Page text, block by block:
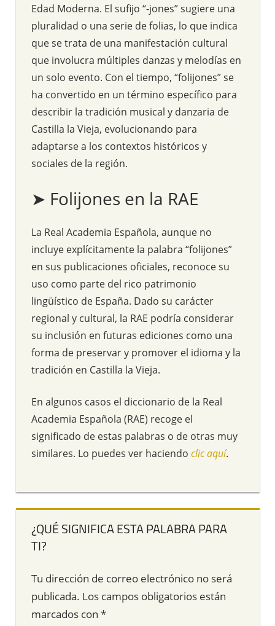
Edad Moderna. El sufijo “-jones” sugiere una
pluralidad o una serie de folias, lo que indica
que se trata de una manifestación cultural
que involucra múltiples danzas y melodías en
un solo evento. Con el tiempo, “folijones” se
ha convertido en un término específico para
describir la tradición musical y danzaria de
Castilla la Vieja, evolucionando para
adaptarse a los contextos históricos y
sociales de la región.
➤ Folijones en la RAE
La Real Academia Española, aunque no
incluye explícitamente la palabra “folijones”
en sus publicaciones oficiales, reconoce su
uso como parte del rico patrimonio
lingüístico de España. Dado su carácter
regional y cultural, la RAE podría considerar
su inclusión en futuras ediciones como una
forma de preservar y promover el idioma y la
tradición en Castilla la Vieja.
En algunos casos el diccionario de la Real
Academia Española (RAE) recoge el
significado de estas palabras o de otras muy
similares. Lo puedes ver haciendo clic aquí.
¿QUÉ SIGNIFICA ESTA PALABRA PARA
TI?
Tu dirección de correo electrónico no será
publicada. Los campos obligatorios están
marcados con *